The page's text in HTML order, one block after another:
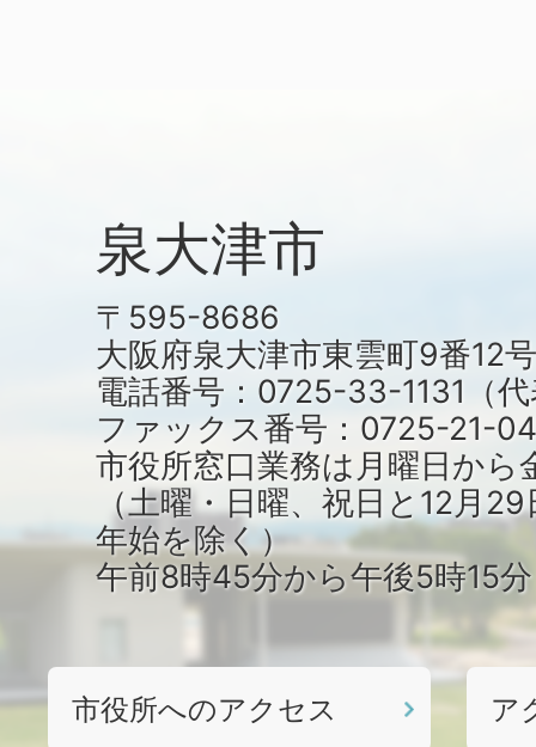
泉大津市
〒595-8686
大阪府泉大津市東雲町9番12号
電話番号：0725-33-1131（
ファックス番号：0725-21-
市役所窓口業務は月曜日から
（土曜・日曜、祝日と12月
年始を除く）
午前8時45分から午後5時15
市役所へのアクセス ア